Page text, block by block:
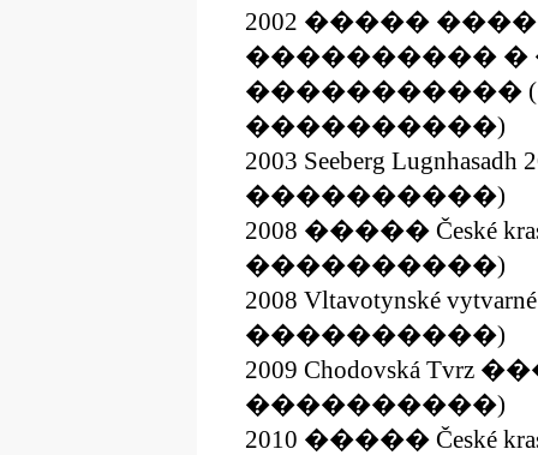
2002 �����
���������� �
�����������
����������)
2003 Seeberg
����������)
2008 ����� České
����������)
2008 Vltavotynské
����������)
2009 Chodovská
����������)
2010 ����� České